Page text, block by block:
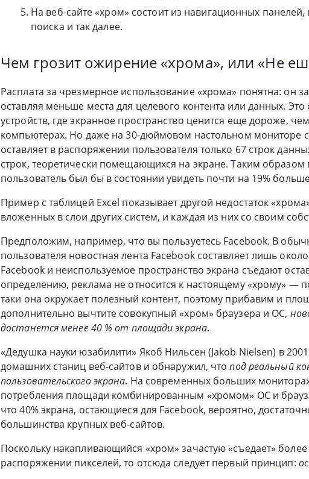
На веб-сайте «хром» состоит из навигационных панелей,
поиска и так далее.
Чем грозит ожирение «хрома», или «Не
Расплата за чрезмерное использование «хрома» понятна: он
оставляя меньше места для целевого контента или данных.
устройств, где экранное пространство ценится еще дороже,
компьютерах. Но даже на 30-дюймовом настольном мониторе
оставляет в распоряжении пользователя только 67 строк
строк, теоретически помещающихся на экране. Таким образом
пользователь был бы в состоянии увидеть почти на 19%
Пример с таблицей Excel показывает другой недостаток
вложенных в слои других систем, и каждая из них со своим
Предположим, например, что вы пользуетесь Facebook. В
пользователя новостная лента Facebook составляет лишь
Facebook и неиспользуемое пространство экрана съедают
определению, реклама не относится к настоящему «хрому» —
таки она окружает полезный контент, поэтому прибавим и
дополнительно вычтите совокупный «хром» браузера и ОС,
достанется менее 40 % от площади экрана.
«Дедушка науки юзабилити» Якоб Нильсен (Jakob Nielsen) в
домашних станиц веб-сайтов и обнаружил, чтопод реальный
пользовательского экрана. На современных больших
потребления площади комбинированным «хромом» ОС и
что 40% экрана, остающиеся для Facebook, вероятно,
большинства крупных веб-сайтов.
Поскольку накапливающийся «хром» зачастую «съедает»
распоряжении пикселей, то отсюда следует первый принцип: